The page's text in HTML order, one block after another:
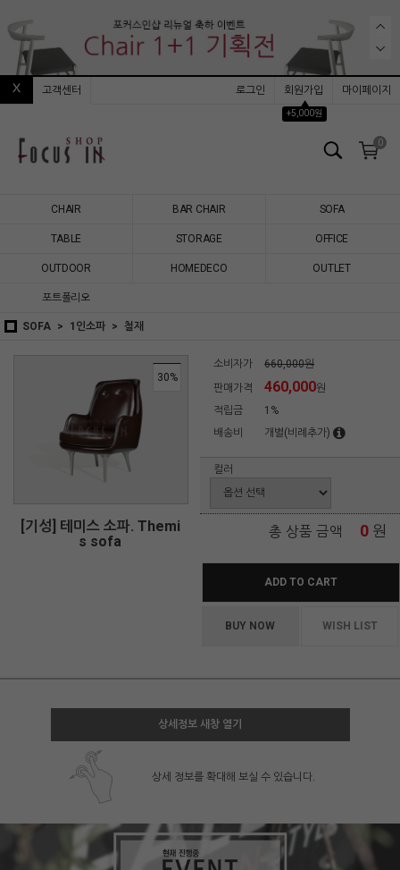
고객센터 로그인
회원가입
▲
+5,000원
마이페이지
0
CHAIR BAR CHAIR SOFA
TABLE STORAGE OFFICE
OUTDOOR HOMEDECO OUTLET
포트폴리오
SOFA 1인소파 철재
30%
[기성] 테미스 소파. Themi
s sofa
소비자가
660,000원
판매가격
460,000원
적립금
1%
배송비
개별(비례추가)
컬러
총 상품 금액 0 원
ADD TO CART
BUY NOW WISH LIST
상세정보 새창 열기
상세 정보를 확대해 보실 수 있습니다.